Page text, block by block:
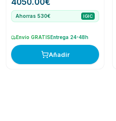
4050.00€
Ahorras 530€ IGIC
Envío GRATIS Entrega 24-48h
Añadir